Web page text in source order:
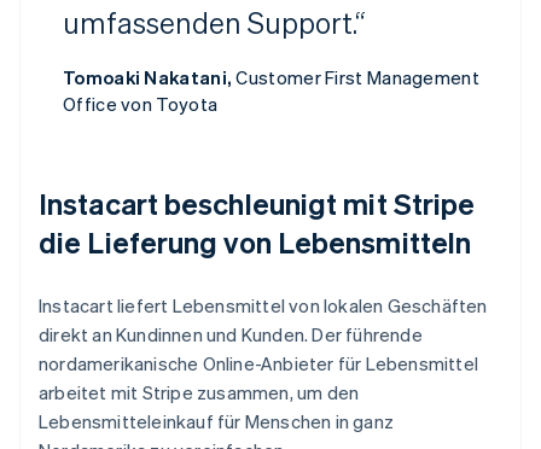
umfassenden Support.“
Tomoaki Nakatani,Customer First Management
Office von Toyota
Instacart beschleunigt mit Stripe
die Lieferung von Lebensmitteln
Instacart liefert Lebensmittel von lokalen Geschäften
direkt an Kundinnen und Kunden. Der führende
nordamerikanische Online-Anbieter für Lebensmittel
arbeitet mit Stripe zusammen, um den
Lebensmitteleinkauf für Menschen in ganz